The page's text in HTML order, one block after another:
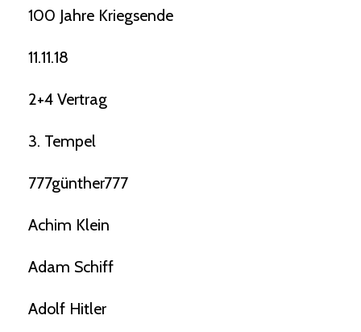
100 Jahre Kriegsende
11.11.18
2+4 Vertrag
3. Tempel
777günther777
Achim Klein
Adam Schiff
Adolf Hitler